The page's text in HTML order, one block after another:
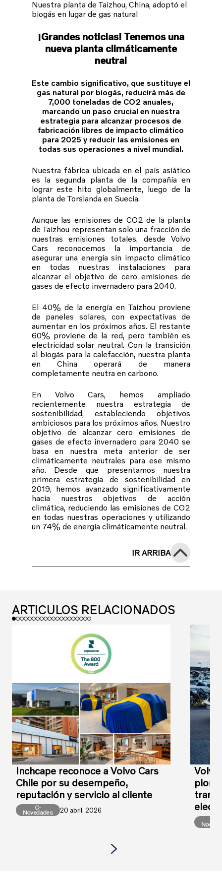
Nuestra planta de Taizhou, China, adoptó el
biogás en lugar de gas natural
¡Grandes noticias! Tenemos una
nueva planta climáticamente
neutral
Este cambio significativo, que sustituye el
gas natural por biogás, reducirá más de
7,000 toneladas de CO2 anuales,
marcando un paso crucial en nuestra
estrategia para alcanzar procesos de
fabricación libres de impacto climático
para 2025 y reducir las emisiones en
todas sus operaciones a nivel mundial.
Nuestra fábrica ubicada en el país asiático
es la segunda planta de la compañía en
lograr este hito globalmente, luego de la
planta de Torslanda en Suecia.
Aunque las emisiones de CO2 de la planta
de Taizhou representan solo una fracción de
nuestras emisiones totales, desde Volvo
Cars reconocemos la importancia de
asegurar una energía sin impacto climático
en todas nuestras instalaciones para
alcanzar el objetivo de cero emisiones de
gases de efecto invernadero para 2040.
El 40% de la energía en Taizhou proviene
de paneles solares, con expectativas de
aumentar en los próximos años. El restante
60% proviene de la red, pero también es
electricidad solar neutral. Con la transición
al biogás para la calefacción, nuestra planta
en China operará de manera
completamente neutra en carbono.
En Volvo Cars, hemos ampliado
recientemente nuestra estrategia de
sostenibilidad, estableciendo objetivos
ambiciosos para los próximos años. Nuestro
objetivo de alcanzar cero emisiones de
gases de efecto invernadero para 2040 se
basa en nuestra meta anterior de ser
climáticamente neutrales para ese mismo
año. Desde que presentamos nuestra
primera estrategia de sostenibilidad en
2019, hemos avanzado significativamente
hacia nuestros objetivos de acción
climática, reduciendo las emisiones de CO2
en todas nuestras operaciones y utilizando
un 74% de energía climáticamente neutral.
IR ARRIBA
ARTICULOS RELACIONADOS
Inchcape reconoce a Volvo Cars
Chile por su desempeño,
reputación y servicio al cliente
C-
Novedades 20 abril, 2026